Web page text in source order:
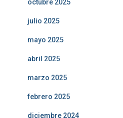
octubre 2025
julio 2025
mayo 2025
abril 2025
marzo 2025
febrero 2025
diciembre 2024